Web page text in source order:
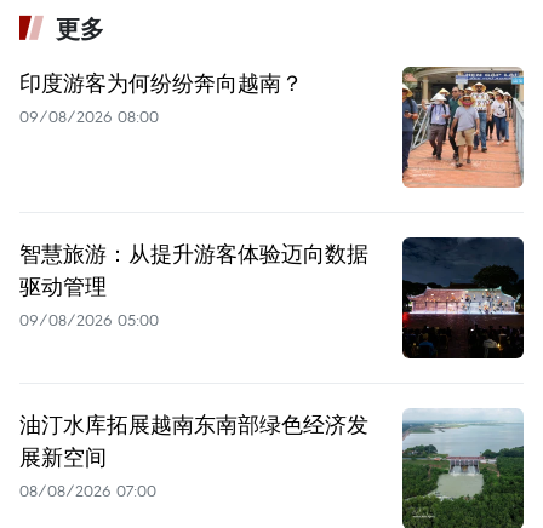
更多
印度游客为何纷纷奔向越南？
09/08/2026 08:00
智慧旅游：从提升游客体验迈向数据
驱动管理
09/08/2026 05:00
油汀水库拓展越南东南部绿色经济发
展新空间
08/08/2026 07:00